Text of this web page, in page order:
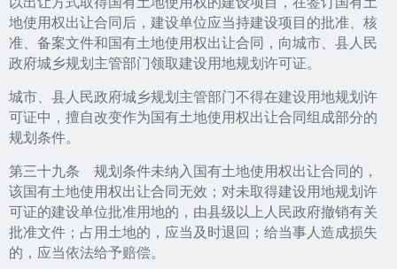
地使用权出让合同后，建设单位应当持建设项目的批准、核
准、备案文件和国有土地使用权出让合同，向城市、县人民
政府城乡规划主管部门领取建设用地规划许可证。
城市、县人民政府城乡规划主管部门不得在建设用地规划许
可证中，擅自改变作为国有土地使用权出让合同组成部分的
规划条件。
第三十九条 规划条件未纳入国有土地使用权出让合同的，
该国有土地使用权出让合同无效；对未取得建设用地规划许
可证的建设单位批准用地的，由县级以上人民政府撤销有关
批准文件；占用土地的，应当及时退回；给当事人造成损失
的，应当依法给予赔偿。